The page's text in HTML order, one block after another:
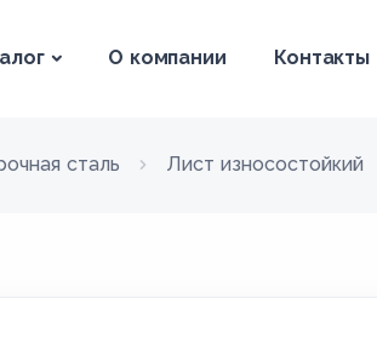
О компании Контакты
сталь Лист износостойкий